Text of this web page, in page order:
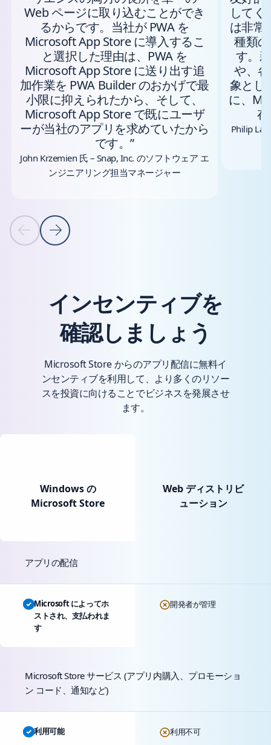
Previous slide
Next slide
Web ページに取り込むことができ
るからです。当社が PWA を
Microsoft App Store に導入するこ
と選択した理由は、PWA を
Microsoft App Store に送り出す追
加作業を PWA Builder のおかげで最
小限に抑えられたから、そして、
Microsoft App Store で既にユーザ
ーが当社のアプリを求めていたから
です。”
John Krzemien 氏 – Snap, Inc. のソフトウェア エ
ンジニアリング担当マネージャー
してく
は非常
種類
す。
や、
象とし
に、
Philip
インセンティブを
確認しましょう
Microsoft Store からのアプリ配信に無料イ
ンセンティブを利用して、より多くのリソー
スを投資に向けることでビジネスを発展させ
ます。
Windows の
Microsoft Store
Web ディストリビ
ューション
アプリの配信
Microsoft によってホ
ストされ、支払われま
す
開発者が管理
Microsoft Store サービス (アプリ内購入、プロモーショ
ン コード、通知など)
利用可能 利用不可